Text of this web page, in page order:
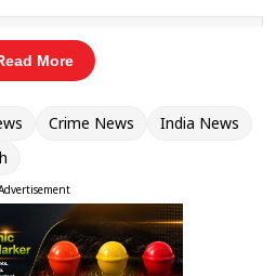
में ‘चोटी काटने’ की रहस्यमयी
से दहशत, 8 दिन में दो महिलाएं
आरोपी दोबारा घर पहुंचा और
सुबह जब लीलाधर अपने बेटे
More
Crime News
India News